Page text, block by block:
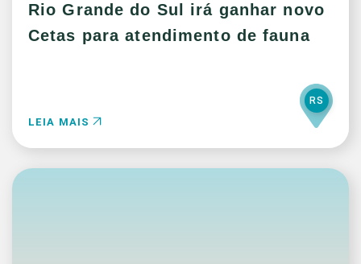
Rio Grande do Sul irá ganhar novo
Cetas para atendimento de fauna
LEIA MAIS
RS